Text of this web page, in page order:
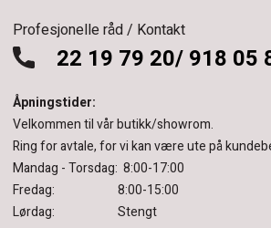
Profesjonelle råd / Kontakt
22 19 79 20/ 918 05
Åpningstider:
Velkommen til vår butikk/showrom.
Ring for avtale, for vi kan være ute på
Mandag - Torsdag: 8:00-17:00
Fredag: 8:00-15:00
Lørdag: Stengt